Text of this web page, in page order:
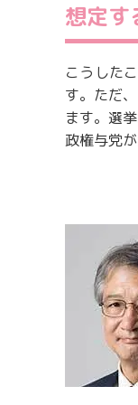
想定す
こうした
す。ただ
ます。選
政権与党